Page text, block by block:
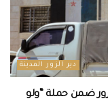
دير الزور المدينة
الزور ضمن حملة “ولو